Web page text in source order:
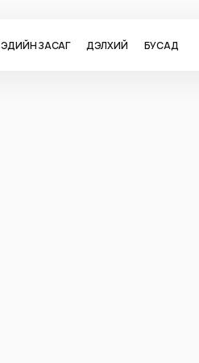
ЭДИЙН ЗАСАГ ДЭЛХИЙ БУСАД